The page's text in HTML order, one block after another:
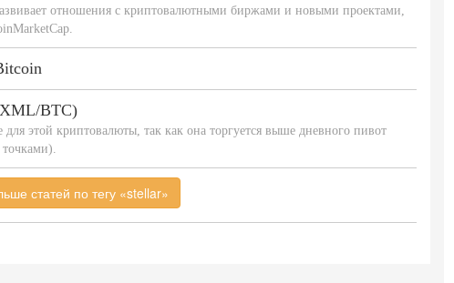
отношения с криптовалютными биржами и новыми проектами,
BTC)
этой криптовалюты, так как она торгуется выше дневного пивот
статей по тегу «stellar»